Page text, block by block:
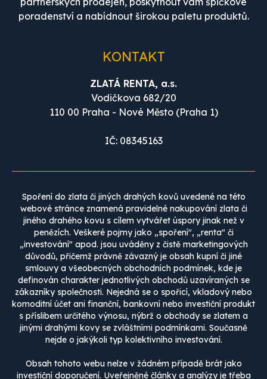
poradenství a nabídnout širokou paletu produktů.
KONTAKT
ZLATÁ RENTA, a.s.
Vodičkova 682/20
110 00 Praha - Nové Město (Praha 1)
IČ: 08345163
Spoření do zlata či jiných drahých kovů uvedené na této
webové stránce znamená pravidelné nakupování zlata či
jiného drahého kovu s cílem vytvářet úspory jinak než v
penězích. Veškeré pojmy jako „spoření", „renta" či
„investování" apod. jsou uváděny z čistě marketingových
důvodů, přičemž právně závazný je obsah kupní či jiné
smlouvy a všeobecných obchodních podmínek, kde je
definován charakter jednotlivých obchodů uzavíraných se
zákazníky společnosti. Nejedná se o spořicí, vkladový nebo
komoditní účet ani finanční, bankovní nebo investiční produkt
s příslibem určitého výnosu, nýbrž o obchody se zlatem a
jinými drahými kovy se zvláštními podmínkami. Současně
nejde o jakýkoli typ kolektivního investování.
Obsah tohoto webu nelze v žádném případě brát jako
investiční doporučení. Uveřejněné články a analýzy je třeba